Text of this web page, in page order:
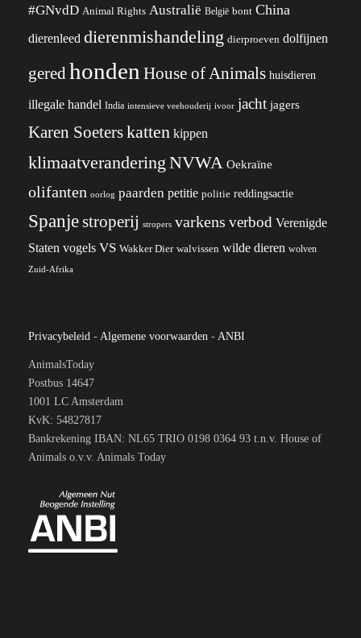
#GNvdD Animal Rights Australië België bont China
dierenleed dierenmishandeling dierproeven dolfijnen
gered honden House of Animals huisdieren
illegale handel India intensieve veehouderij ivoor jacht jagers
Karen Soeterskatten kippen
klimaatverandering NVWA Oekraïne
olifanten oorlog paarden petitie politie reddingsactie
Spanjestroperij stropers varkens verbod Verenigde
Staten vogels VS Wakker Dier walvissen wilde dieren wolven
Zuid-Afrika
Privacybeleid - Algemene voorwaarden - ANBI
AnimalsToday
Postbus 14647
1001 LC Amsterdam
KvK: 54827817
Bankrekening IBAN: NL65 TRIO 0198 0364 93 t.n.v. House of
Animals o.v.v. Animals Today